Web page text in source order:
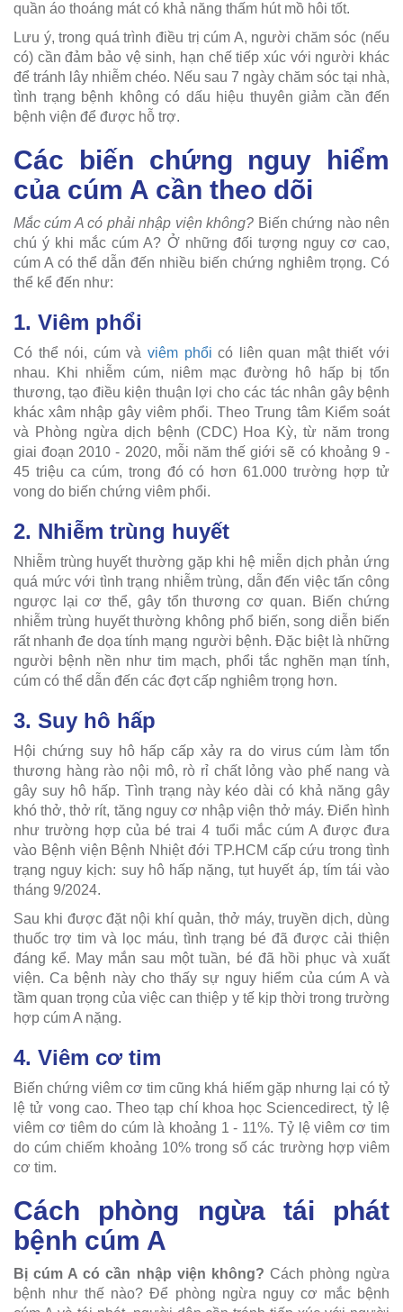
quần áo thoáng mát có khả năng thấm hút mồ hôi tốt.
Lưu ý, trong quá trình điều trị cúm A, người chăm sóc (nếu
có) cần đảm bảo vệ sinh, hạn chế tiếp xúc với người khác
để tránh lây nhiễm chéo. Nếu sau 7 ngày chăm sóc tại nhà,
tình trạng bệnh không có dấu hiệu thuyên giảm cần đến
bệnh viện để được hỗ trợ.
Các biến chứng nguy hiểm
của cúm A cần theo dõi
Mắc cúm A có phải nhập viện không? Biến chứng nào nên
chú ý khi mắc cúm A? Ở những đối tượng nguy cơ cao,
cúm A có thể dẫn đến nhiều biến chứng nghiêm trọng. Có
thể kể đến như:
1. Viêm phổi
Có thể nói, cúm và viêm phổi có liên quan mật thiết với
nhau. Khi nhiễm cúm, niêm mạc đường hô hấp bị tổn
thương, tạo điều kiện thuận lợi cho các tác nhân gây bệnh
khác xâm nhập gây viêm phổi. Theo Trung tâm Kiểm soát
và Phòng ngừa dịch bệnh (CDC) Hoa Kỳ, từ năm trong
giai đoạn 2010 - 2020, mỗi năm thế giới sẽ có khoảng 9 -
45 triệu ca cúm, trong đó có hơn 61.000 trường hợp tử
vong do biến chứng viêm phổi.
2. Nhiễm trùng huyết
Nhiễm trùng huyết thường gặp khi hệ miễn dịch phản ứng
quá mức với tình trạng nhiễm trùng, dẫn đến việc tấn công
ngược lại cơ thể, gây tổn thương cơ quan. Biến chứng
nhiễm trùng huyết thường không phổ biến, song diễn biến
rất nhanh đe dọa tính mạng người bệnh. Đặc biệt là những
người bệnh nền như tim mạch, phổi tắc nghẽn mạn tính,
cúm có thể dẫn đến các đợt cấp nghiêm trọng hơn.
3. Suy hô hấp
Hội chứng suy hô hấp cấp xảy ra do virus cúm làm tổn
thương hàng rào nội mô, rò rỉ chất lỏng vào phế nang và
gây suy hô hấp. Tình trạng này kéo dài có khả năng gây
khó thở, thở rít, tăng nguy cơ nhập viện thở máy. Điển hình
như trường hợp của bé trai 4 tuổi mắc cúm A được đưa
vào Bệnh viện Bệnh Nhiệt đới TP.HCM cấp cứu trong tình
trạng nguy kịch: suy hô hấp nặng, tụt huyết áp, tím tái vào
tháng 9/2024.
Sau khi được đặt nội khí quản, thở máy, truyền dịch, dùng
thuốc trợ tim và lọc máu, tình trạng bé đã được cải thiện
đáng kể. May mắn sau một tuần, bé đã hồi phục và xuất
viện. Ca bệnh này cho thấy sự nguy hiểm của cúm A và
tầm quan trọng của việc can thiệp y tế kịp thời trong trường
hợp cúm A nặng.
4. Viêm cơ tim
Biến chứng viêm cơ tim cũng khá hiếm gặp nhưng lại có tỷ
lệ tử vong cao. Theo tạp chí khoa học Sciencedirect, tỷ lệ
viêm cơ tiêm do cúm là khoảng 1 - 11%. Tỷ lệ viêm cơ tim
do cúm chiếm khoảng 10% trong số các trường hợp viêm
cơ tim.
Cách phòng ngừa tái phát
bệnh cúm A
Bị cúm A có cần nhập viện không? Cách phòng ngừa
bệnh như thế nào? Để phòng ngừa nguy cơ mắc bệnh